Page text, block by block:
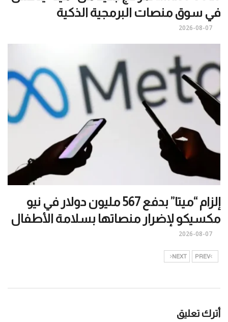
في سوق منصات البرمجية الذكية
2026-08-07
إلزام “ميتا” بدفع 567 مليون دولار في نيو
مكسيكو لإضرار منصاتها بسلامة الأطفال
2026-08-07
PREV
NEXT
أترك تعليق